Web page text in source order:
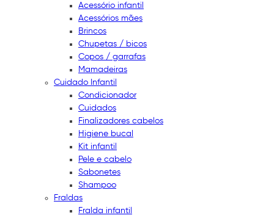
Acessório infantil
Acessórios mães
Brincos
Chupetas / bicos
Copos / garrafas
Mamadeiras
Cuidado Infantil
Condicionador
Cuidados
Finalizadores cabelos
Higiene bucal
Kit infantil
Pele e cabelo
Sabonetes
Shampoo
Fraldas
Fralda infantil